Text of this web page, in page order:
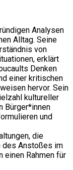
Analysen
Alltag. Seine
von
erklärt
Denken
einer kritischen
hervor. Sein
kultureller
Bürger*innen
und
die
des Anstoßes im
einen Rahmen für